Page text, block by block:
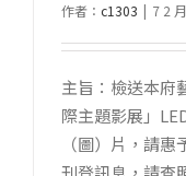
作者： c1303 | 7 2
主旨：檢送本府
際主題影展」
（圖）片，請